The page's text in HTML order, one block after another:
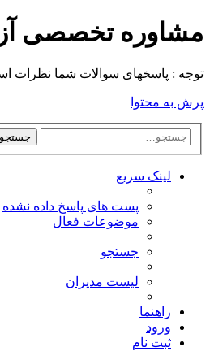
مشاوره تخصصی
توجه : پاسخهای سوالات شما نظرات
پرش به محتوا
جستجو
لینک سریع
پست های پاسخ داده نشده
موضوعات فعال
جستجو
لیست مدیران
راهنما
ورود
ثبت نام